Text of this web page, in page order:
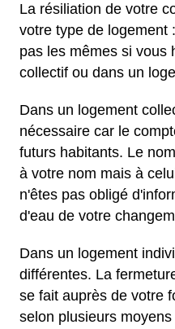
La résiliation de votre
votre type de logement
pas les mêmes si vous
collectif ou dans un
Dans un logement
nécessaire car le
futurs habitants. Le
à votre nom mais à
n'êtes pas obligé
d'eau de votre
Dans un logement
différentes. La
se fait auprès de votre
selon plusieurs